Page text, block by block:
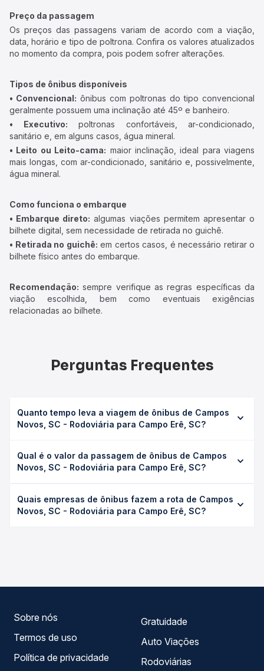
Preço da passagem
Os preços das passagens variam de acordo com a viação,
data, horário e tipo de poltrona. Confira os valores atualizados
no momento da compra, pois podem sofrer alterações.
Tipos de ônibus disponíveis
• Convencional: ônibus com poltronas do tipo convencional
geralmente possuem uma inclinação até 45º e banheiro.
• Executivo: poltronas confortáveis, ar-condicionado,
sanitário e, em alguns casos, água mineral.
• Leito ou Leito-cama: maior inclinação, ideal para viagens
mais longas, com ar-condicionado, sanitário e, possivelmente,
água mineral.
Como funciona o embarque
• Embarque direto: algumas viações permitem apresentar o
bilhete digital, sem necessidade de retirada no guichê.
• Retirada no guichê: em certos casos, é necessário retirar o
bilhete físico antes do embarque.
Recomendação: sempre verifique as regras específicas da
viação escolhida, bem como eventuais exigências
relacionadas ao bilhete.
Perguntas Frequentes
Quanto tempo leva a viagem de ônibus de Campos
Novos, SC - Rodoviária para Campo Erê, SC?
para Campo Erê, SC leva em média 5h 10min, podendo
variar conforme a viação, o tipo de serviço (convencional,
duração exata de cada opção na data desejada.
Qual é o valor da passagem de ônibus de Campos
Novos, SC - Rodoviária para Campo Erê, SC?
Rodoviária para Campo Erê, SC custa em média R$ 113,68
e varia conforme a data da viagem, a empresa, o tipo de
Quais empresas de ônibus fazem a rota de Campos
Novos, SC - Rodoviária para Campo Erê, SC?
Sobre nós
Termos de uso
Política de privacidade
Gratuidade
Auto Viações
Rodoviárias